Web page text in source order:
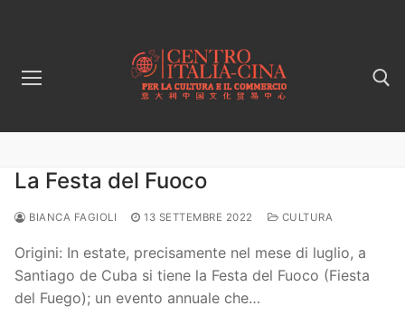
La Festa del Fuoco
BIANCA FAGIOLI 13 SETTEMBRE 2022 CULTURA
Origini: In estate, precisamente nel mese di luglio, a
Santiago de Cuba si tiene la Festa del Fuoco (Fiesta
del Fuego); un evento annuale che…